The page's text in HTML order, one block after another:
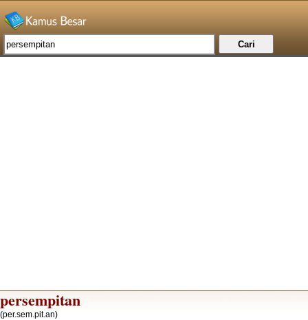
persempitan
(per.sem.pit.an)